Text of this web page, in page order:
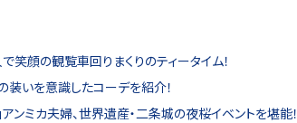
笑顔の観覧車回りまくりのティータイム！
装いを意識したコーデを紹介！
アンミカ夫婦、世界遺産・二条城の夜桜イベントを堪能！